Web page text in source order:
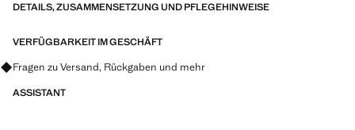
DETAILS, ZUSAMMENSETZUNG UND PFLEGEHINWEISE
VERFÜGBARKEIT IM GESCHÄFT
Fragen zu Versand, Rückgaben und mehr
ASSISTANT